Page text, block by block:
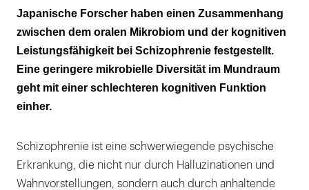
Zusammenhang zwischen der Diversität der
oralen Mikrobiota und der kognitiven
Leistungsfähigkeit
Die Assoziationsmuster bieten überprüfbare
Hypothesen für künftige Studien
Japanische Forscher haben einen Zusammenhang
zwischen dem oralen Mikrobiom und der kognitiven
Leistungsfähigkeit bei Schizophrenie festgestellt.
Eine geringere mikrobielle Diversität im Mundraum
geht mit einer schlechteren kognitiven Funktion
einher.
Schizophrenie ist eine schwerwiegende psychische
Erkrankung, die nicht nur durch Halluzinationen und
Wahnvorstellungen, sondern auch durch anhaltende